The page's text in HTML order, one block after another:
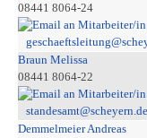
08441 8064-24
Braun Melissa
08441 8064-22
standesamt@scheyern.de
Demmelmeier Andreas